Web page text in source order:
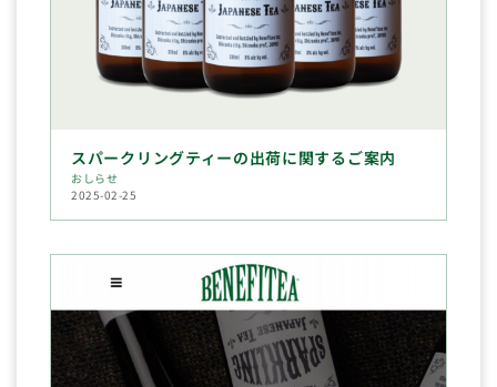
スパークリングティーの出荷に関するご案内
おしらせ
2025-02-25